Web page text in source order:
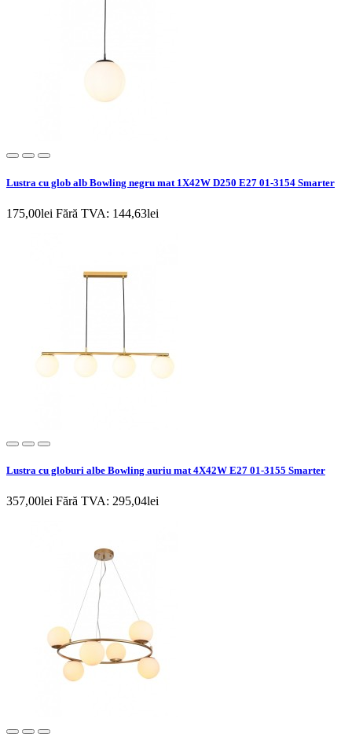
Lustra cu glob alb Bowling negru mat 1X42W D250 E27 01-3154 Smarter
175,00lei Fără TVA: 144,63lei
Lustra cu globuri albe Bowling auriu mat 4X42W E27 01-3155 Smarter
357,00lei Fără TVA: 295,04lei